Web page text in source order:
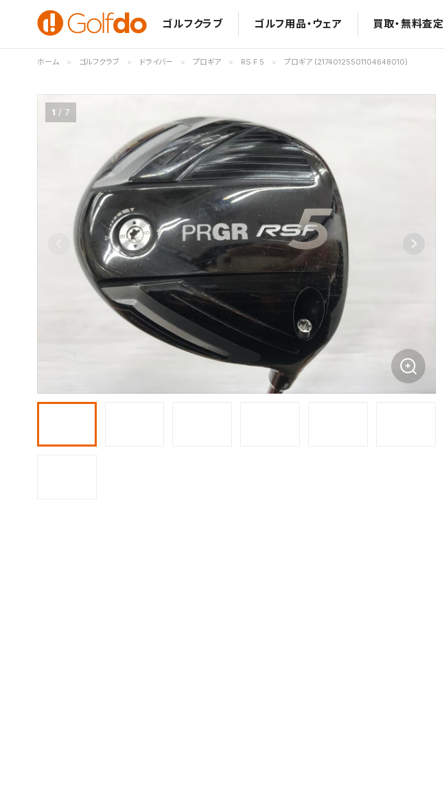
ゴルフクラブ ゴルフ用品・ウェア 買取・無料査定
ホーム ゴルフクラブ ドライバー プロギア RS F 5 プロギア (21740125501104648010)
1 7